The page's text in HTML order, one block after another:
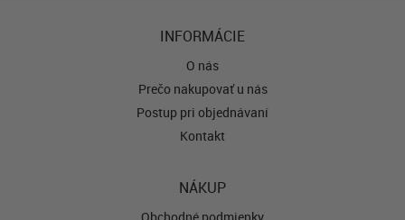
INFORMÁCIE
O nás
Prečo nakupovať u nás
Postup pri objednávaní
Kontakt
NÁKUP
Obchodné podmienky